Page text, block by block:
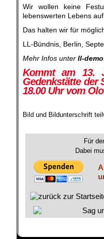
Wir wollen keine
lebenswerten Lebens
Das halten wir für
LL-Bündnis, Berlin,
Mehr Infos unter ll-
Kommt am 13.
Gedenkstätte der
18.00 Uhr vom
Bild und Bildunterschrift
Für
Dabei